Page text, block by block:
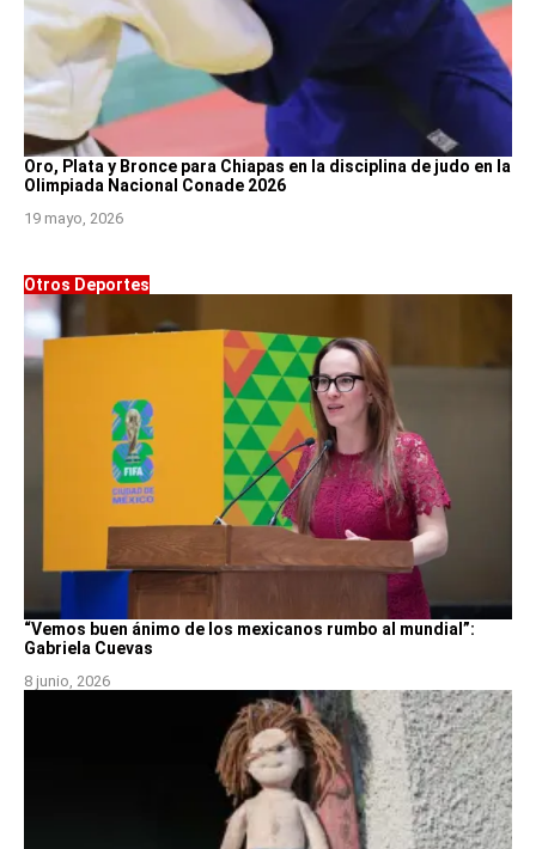
Oro, Plata y Bronce para Chiapas en la disciplina de judo en la
Olimpiada Nacional Conade 2026
19 mayo, 2026
Otros Deportes
“Vemos buen ánimo de los mexicanos rumbo al mundial”:
Gabriela Cuevas
8 junio, 2026